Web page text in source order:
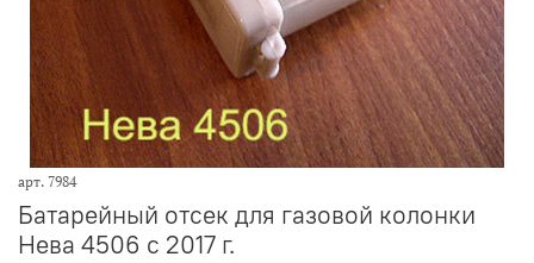
арт. 7984
Батарейный отсек для газовой колонки
Нева 4506 с 2017 г.